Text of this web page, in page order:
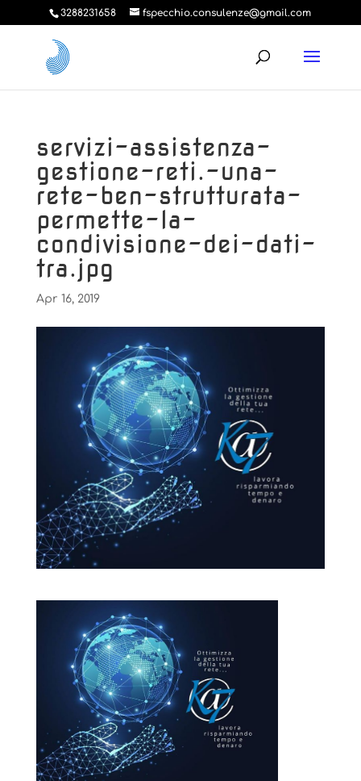
3288231658 fspecchio.consulenze@gmail.com
servizi-assistenza-
gestione-reti.-una-
rete-ben-strutturata-
permette-la-
condivisione-dei-dati-
tra.jpg
Apr 16, 2019